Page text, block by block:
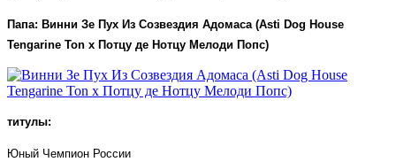
Папа: Винни Зе Пух Из Созвездия Адомаса (Asti Dog House
Tengarine Ton x Потцу де Нотцу Мелоди Попс)
титулы:
Юный Чемпион России